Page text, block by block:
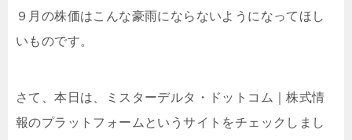
９月の株価はこんな豪雨にならないようになってほし
いものです。
さて、本日は、ミスターデルタ・ドットコム｜株式情
報のプラットフォームというサイトをチェックしまし